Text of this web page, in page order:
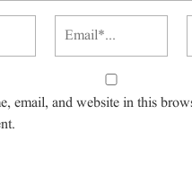
email, and website in this